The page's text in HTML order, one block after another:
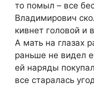
то помыл – все
Владимирович
кивнет головой и
А мать на глазах
раньше не видел
ей наряды
все старалась